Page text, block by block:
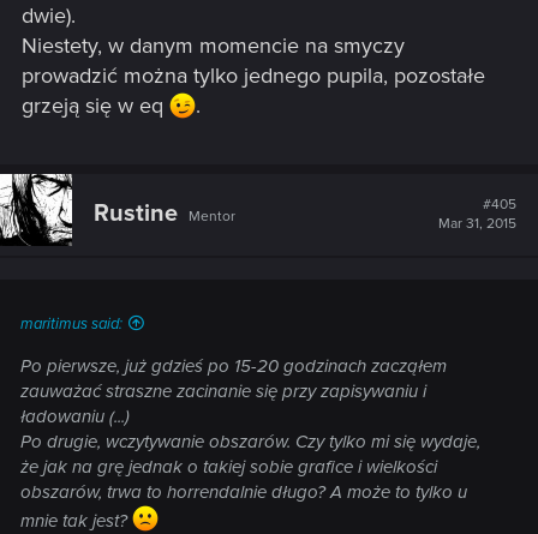
dwie).
Niestety, w danym momencie na smyczy
prowadzić można tylko jednego pupila, pozostałe
grzeją się w eq
.
Rustine Mentor
#405
Mar 31, 2015
maritimus said:
Po pierwsze, już gdzieś po 15-20 godzinach zacząłem
zauważać straszne zacinanie się przy zapisywaniu i
ładowaniu (...)
Po drugie, wczytywanie obszarów. Czy tylko mi się wydaje,
że jak na grę jednak o takiej sobie grafice i wielkości
obszarów, trwa to horrendalnie długo? A może to tylko u
mnie tak jest?